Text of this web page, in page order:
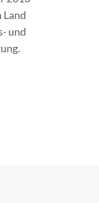
Land
und